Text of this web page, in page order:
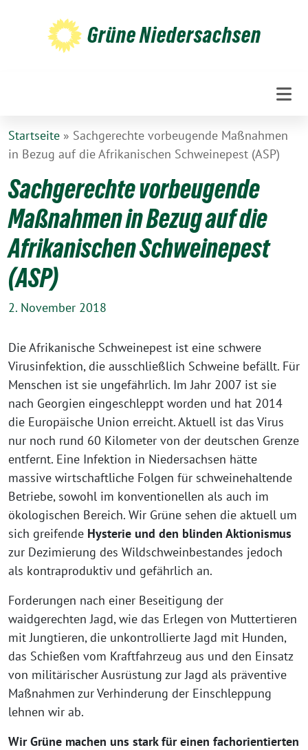
Grüne Niedersachsen
Startseite » Sachgerechte vorbeugende Maßnahmen
in Bezug auf die Afrikanischen Schweinepest (ASP)
Sachgerechte vorbeugende
Maßnahmen in Bezug auf die
Afrikanischen Schweinepest
(ASP)
2. November 2018
Die Afrikanische Schweinepest ist eine schwere
Virusinfektion, die ausschließlich Schweine befällt. Für
Menschen ist sie ungefährlich. Im Jahr 2007 ist sie
nach Georgien eingeschleppt worden und hat 2014
die Europäische Union erreicht. Aktuell ist das Virus
nur noch rund 60 Kilometer von der deutschen Grenze
entfernt. Eine Infektion in Niedersachsen hätte
massive wirtschaftliche Folgen für schweinehaltende
Betriebe, sowohl im konventionellen als auch im
ökologischen Bereich. Wir Grüne sehen die aktuell um
sich greifende Hysterie und den blinden Aktionismus
zur Dezimierung des Wildschweinbestandes jedoch
als kontraproduktiv und gefährlich an.
Forderungen nach einer Beseitigung der
waidgerechten Jagd, wie das Erlegen von Muttertieren
mit Jungtieren, die unkontrollierte Jagd mit Hunden,
das Schießen vom Kraftfahrzeug aus und den Einsatz
von militärischer Ausrüstung zur Jagd als präventive
Maßnahmen zur Verhinderung der Einschleppung
lehnen wir ab.
Wir Grüne machen uns stark für einen fachorientierten